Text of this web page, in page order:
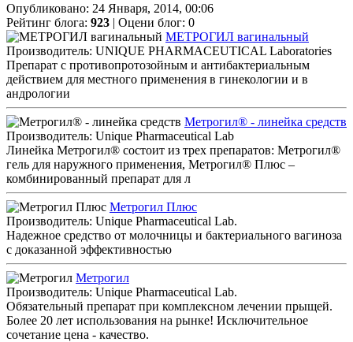
Опубликовано: 24 Января, 2014, 00:06
Рейтинг блога: 923 | Оцени блог: 0
МЕТРОГИЛ вагинальный
Производитель: UNIQUE PHARMACEUTICAL Laboratories
Препарат с противопротозойным и антибактериальным
действием для местного применения в гинекологии и в
андрологии
Метрогил® - линейка средств
Производитель: Unique Pharmaceutical Lab
Линейка Метрогил® состоит из трех препаратов: Метрогил®
гель для наружного применения, Метрогил® Плюс –
комбинированный препарат для л
Метрогил Плюс
Производитель: Unique Pharmaceutical Lab.
Надежное средство от молочницы и бактериального вагиноза
с доказанной эффективностью
Метрогил
Производитель: Unique Pharmaceutical Lab.
Обязательный препарат при комплексном лечении прыщей.
Более 20 лет использования на рынке! Исключительное
сочетание цена - качество.